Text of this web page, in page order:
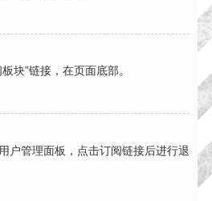
块”链接，在页面底部。
户管理面板，点击订阅链接后进行退